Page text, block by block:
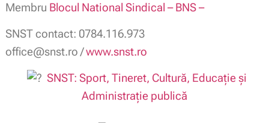
Membru Blocul National Sindical – BNS –
SNST contact: 0784.116.973
office@snst.ro /www.snst.ro
SNST: Sport, Tineret, Cultură, Educație și
Administrație publică